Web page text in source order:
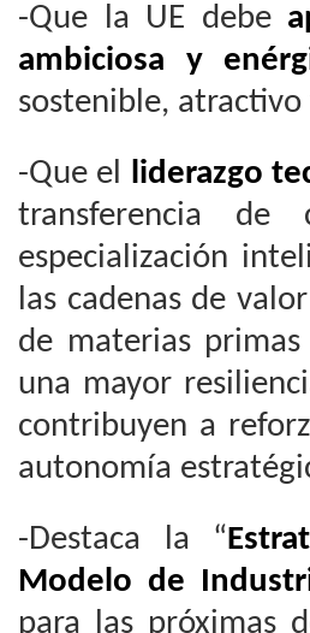
-Que la UE debe
ambiciosa y
sostenible,
-Que el liderazgo
transferencia de
especialización
las cadenas de
de materias
una mayor
contribuyen a
autonomía
-Destaca la “
Modelo de
para las próximas